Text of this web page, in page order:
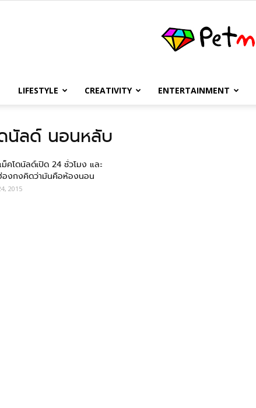
เพชร
LIFESTYLE CREATIVITY ENTERTAINMENT
นัลด์ นอนหลับ
ม็คโดนัลด์เปิด 24 ชั่วโมง และ
องกงคิดว่ามันคือห้องนอน
2015